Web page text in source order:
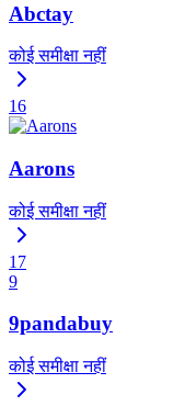
Abctay
कोई समीक्षा नहीं
16
Aarons
कोई समीक्षा नहीं
17
9
9pandabuy
कोई समीक्षा नहीं